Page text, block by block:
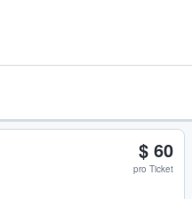
$ 60
pro Ticket